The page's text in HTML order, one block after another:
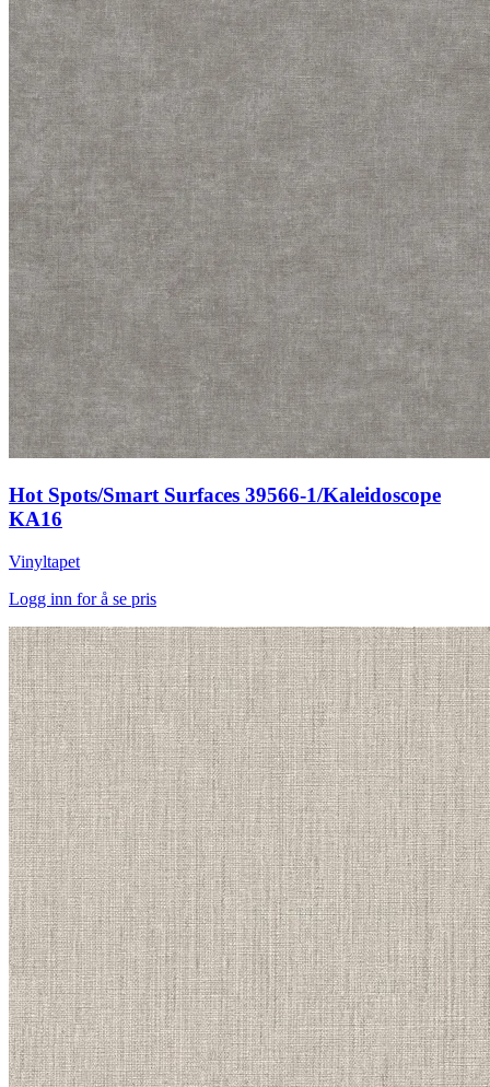
Hot Spots/Smart Surfaces 39566-1/Kaleidoscope
KA16
Vinyltapet
Logg inn for å se pris